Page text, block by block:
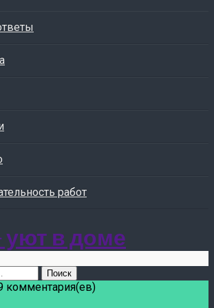
работ
в доме
комментария(ев)